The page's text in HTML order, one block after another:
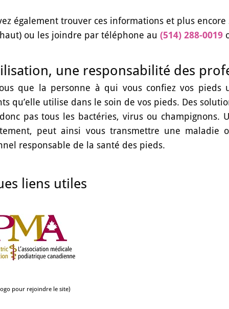
également trouver ces informations et plus
ou les joindre par téléphone au (514) 288-0019
une responsabilité des
que la personne à qui vous confiez vos
qu’elle utilise dans le soin de vos pieds. Des
pas tous les bactéries, virus ou
peut ainsi vous transmettre une maladie
responsable de la santé des pieds.
liens utiles
pour rejoindre le site)